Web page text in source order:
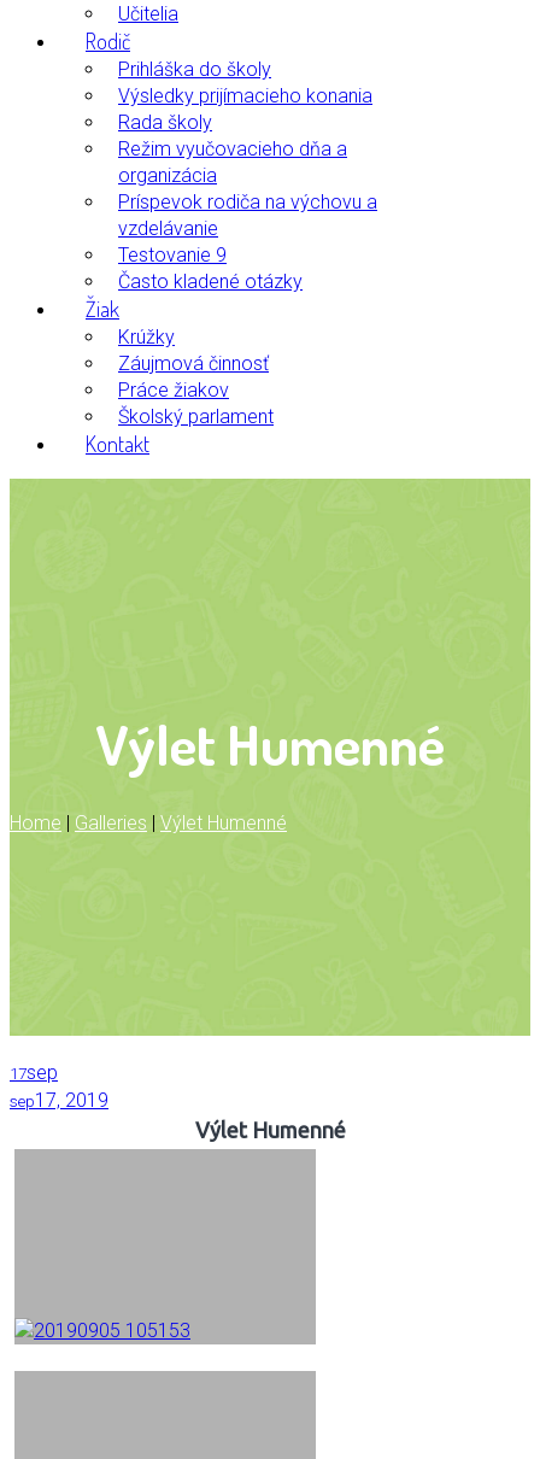
Učitelia
Rodič
Prihláška do školy
Výsledky prijímacieho konania
Rada školy
Režim vyučovacieho dňa a
organizácia
Príspevok rodiča na výchovu a
vzdelávanie
Testovanie 9
Často kladené otázky
Žiak
Krúžky
Záujmová činnosť
Práce žiakov
Školský parlament
Kontakt
Výlet Humenné
Home | Galleries | Výlet Humenné
17sep
sep17, 2019
Výlet Humenné